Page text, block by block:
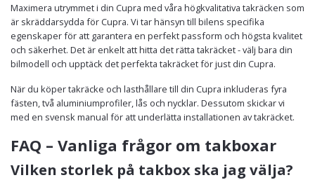
Maximera utrymmet i din Cupra med våra högkvalitativa takräcken som
är skräddarsydda för Cupra. Vi tar hänsyn till bilens specifika
egenskaper för att garantera en perfekt passform och högsta kvalitet
och säkerhet. Det är enkelt att hitta det rätta takräcket - välj bara din
bilmodell och upptäck det perfekta takräcket för just din Cupra.
När du köper takräcke och lasthållare till din Cupra inkluderas fyra
fästen, två aluminiumprofiler, lås och nycklar. Dessutom skickar vi
med en svensk manual för att underlätta installationen av takräcket.
FAQ – Vanliga frågor om takboxar
Vilken storlek på takbox ska jag välja?